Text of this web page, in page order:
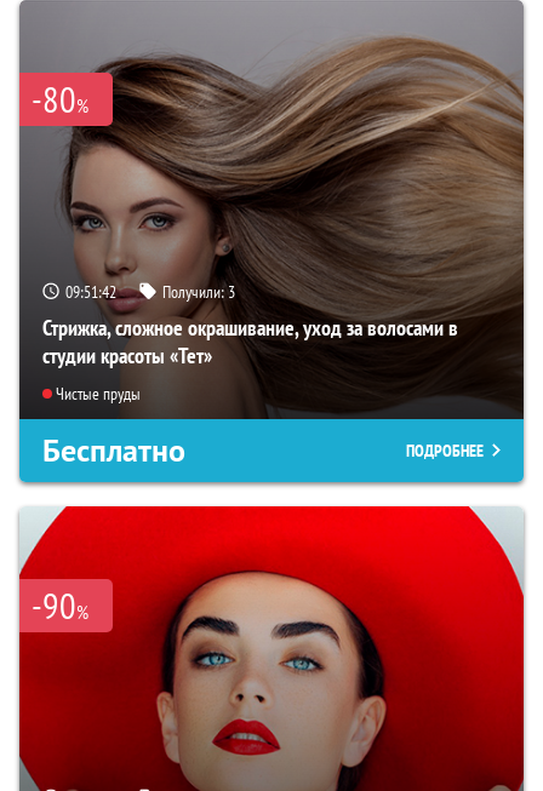
-80%
09:51:41 Получили:3
Стрижка, сложное окрашивание, уход за волосами в
студии красоты «Тет»
Чистые пруды
Бесплатно ПОДРОБНЕЕ
-90%